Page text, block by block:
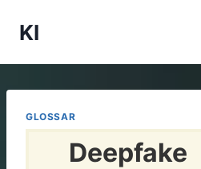
Inhalt
KI
GLOSSAR
Deepfake